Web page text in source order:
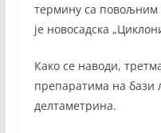
термину са повољним
је новосадска
Како се наводи,
препаратима на бази
делтаметрина.